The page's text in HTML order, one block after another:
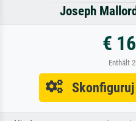
Joseph
€
Enthält